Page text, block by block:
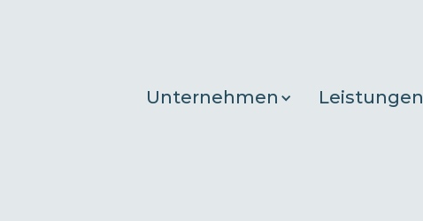
Unternehmen Leistungen